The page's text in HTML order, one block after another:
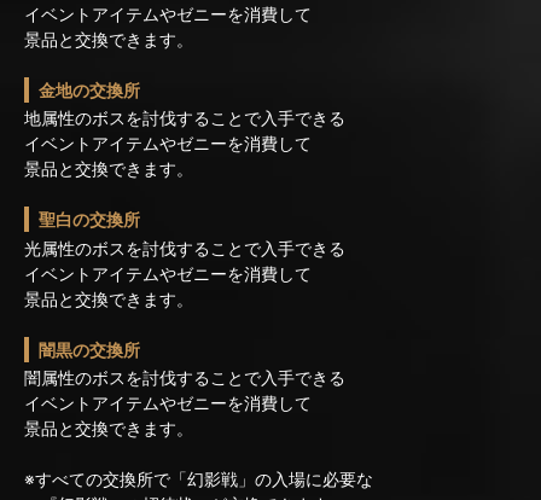
イベントアイテムやゼニーを消費して
景品と交換できます。
金地の交換所
地属性のボスを討伐することで入手できる
イベントアイテムやゼニーを消費して
景品と交換できます。
聖白の交換所
光属性のボスを討伐することで入手できる
イベントアイテムやゼニーを消費して
景品と交換できます。
闇黒の交換所
闇属性のボスを討伐することで入手できる
イベントアイテムやゼニーを消費して
景品と交換できます。
※すべての交換所で「幻影戦」の入場に必要な